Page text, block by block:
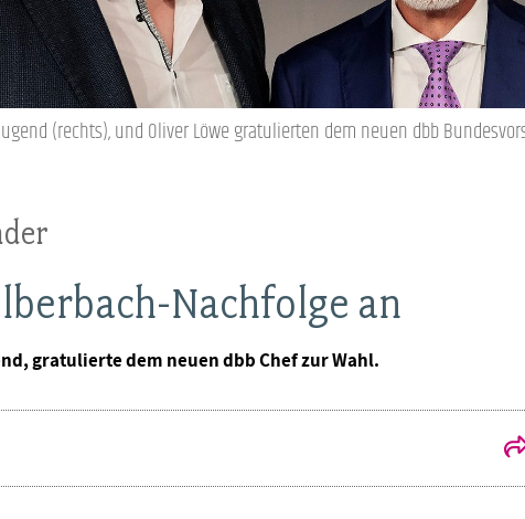
BAGSO
(rechts), und Oliver Löwe gratulierten dem neuen dbb
Nachfolge an
gratulierte dem neuen dbb Chef zur Wahl.